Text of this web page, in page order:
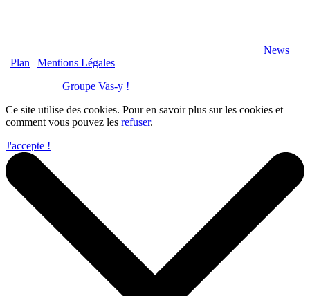
News
Plan
Mentions Légales
Groupe Vas-y !
Ce site utilise des cookies. Pour en savoir plus sur les cookies et
comment vous pouvez les refuser.
J'accepte !